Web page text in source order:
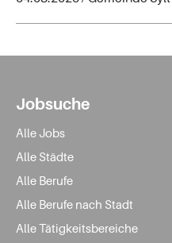
Jobsuche
Alle Jobs
Alle Städte
Alle Berufe
Alle Berufe nach Stadt
Alle Tätigkeitsbereiche